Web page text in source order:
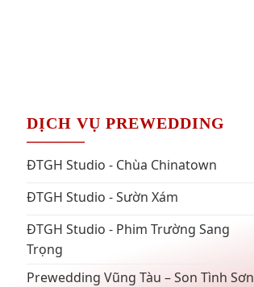
DỊCH VỤ PREWEDDING
ĐTGH Studio - Chùa Chinatown
ĐTGH Studio - Sườn Xám
ĐTGH Studio - Phim Trường Sang
Trọng
Prewedding Vũng Tàu – Son Tình Sơn